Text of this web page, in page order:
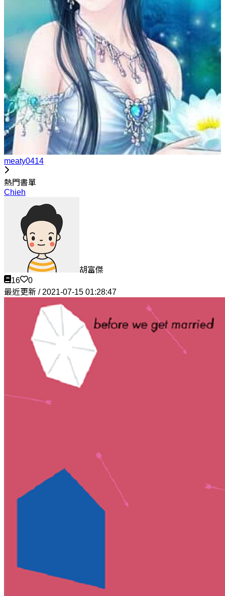
meaty0414
熱門書單
Chieh
胡富傑
16
0
最近更新 / 2021-07-15 01:28:47